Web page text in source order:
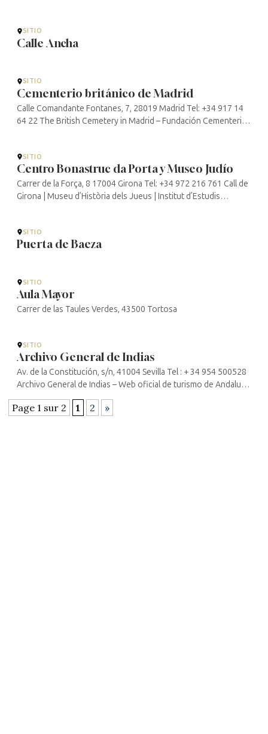
SITIO
Calle Ancha
SITIO
Cementerio británico de Madrid
Calle Comandante Fontanes, 7, 28019 Madrid Tel: +34 917 14
64 22 The British Cemetery in Madrid – Fundación Cementerios
SITIO
Centro Bonastruc da Porta y Museo Judío
Carrer de la Força, 8 17004 Girona Tel: +34 972 216 761 Call de
Girona | Museu d’Història dels Jueus | Institut d’Estudis
SITIO
Puerta de Baeza
SITIO
Aula Mayor
Carrer de las Taules Verdes, 43500 Tortosa
SITIO
Archivo General de Indias
Av. de la Constitución, s/n, 41004 Sevilla Tel : + 34 954 500528
Archivo General de Indias – Web oficial de turismo de Andalucía
(andalucia.org)
Page 1 sur 2 1 2 »